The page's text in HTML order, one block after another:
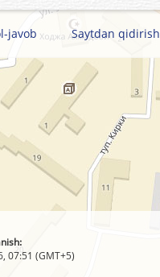
javob Saytdan qidirish
07:51 (GMT+5)